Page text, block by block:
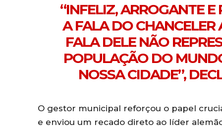
“INFELIZ, ARROGANTE E
A FALA DO CHANCELER
FALA DELE NÃO
POPULAÇÃO DO
NOSSA CIDADE”,
O gestor municipal reforçou o papel
e enviou um recado direto ao líder